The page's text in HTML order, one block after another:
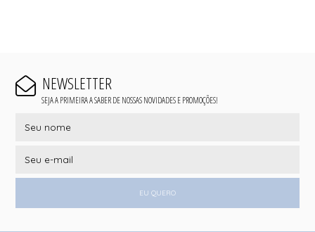
NEWSLETTER
SEJA A PRIMEIRA A SABER DE NOSSAS NOVIDADES E PROMOÇÕES!
EU QUERO